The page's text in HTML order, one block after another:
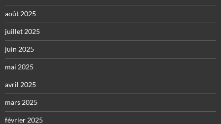
août 2025
juillet 2025
juin 2025
mai 2025
avril 2025
mars 2025
février 2025